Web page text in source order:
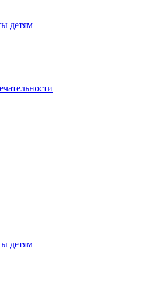
детям
столицы и города, клипы из
песни из мультиков, детские
о мультфильмах и про персонажей
детям